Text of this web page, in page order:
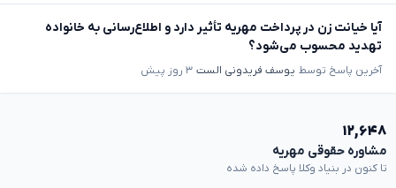
آیا خیانت زن در پرداخت مهریه تأثیر دارد و اطلاع‌رسانی به خانواده
تهدید محسوب می‌شود؟
آخرین پاسخ توسط یوسف فریدونی الست ۳ روز پیش
۱۲,۶۴۸
مشاوره حقوقی مهریه
تا کنون در بنیاد وکلا پاسخ داده شده